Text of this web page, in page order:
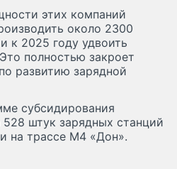
этих компаний
около 2300
к 2025 году удвоить
полностью закроет
развитию зарядной
субсидирования
528 штук зарядных станций
на трассе М4 «Дон».